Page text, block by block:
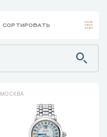
СОРТИРОВАТЬ
МОСКВА